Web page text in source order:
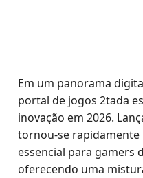
Em um panorama
portal de jogos 2tada
inovação em 2026.
tornou-se
essencial para gamers
oferecendo uma